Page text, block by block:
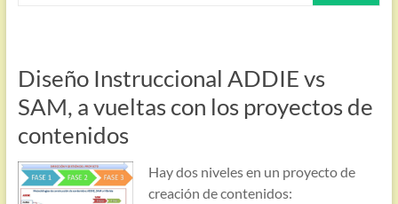
Diseño Instruccional ADDIE vs
SAM, a vueltas con los proyectos de
contenidos
Hay dos niveles en un proyecto de
creación de contenidos: